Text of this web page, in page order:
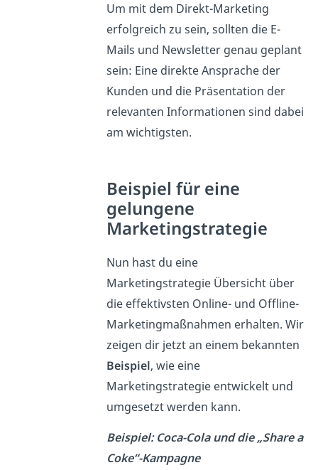
Um mit dem Direkt-Marketing
erfolgreich zu sein, sollten die E-
Mails und Newsletter genau geplant
sein: Eine direkte Ansprache der
Kunden und die Präsentation der
relevanten Informationen sind dabei
am wichtigsten.
Beispiel für eine
gelungene
Marketingstrategie
Nun hast du eine
Marketingstrategie Übersicht über
die effektivsten Online- und Offline-
Marketingmaßnahmen erhalten. Wir
zeigen dir jetzt an einem bekannten
Beispiel, wie eine
Marketingstrategie entwickelt und
umgesetzt werden kann.
Beispiel: Coca-Cola und die „Share a
Coke“-Kampagne